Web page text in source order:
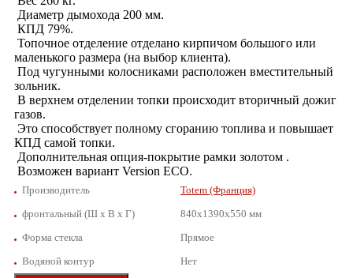
Диаметр дымохода 200 мм.
КПД 79%.
Топочное отделение отделано кирпичом большого или
маленького размера (на выбор клиента).
Под чугунными колосниками расположен вместительный
зольник.
В верхнем отделении топки происходит вторичный дожиг
газов.
Это способствует полному сгоранию топлива и повышает
КПД самой топки.
Дополнительная опция-покрытие рамки золотом .
Возможен вариант Version ECO.
Производитель
Totem (Франция)
фронтальный (Ш х В х Г)
840x1390x550 мм
Форма стекла
Прямое
Водяной контур
Нет